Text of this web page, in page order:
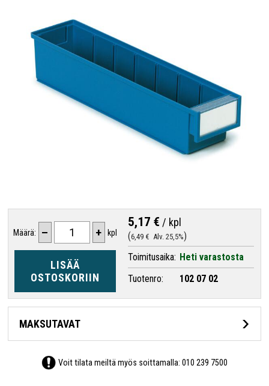
Määrä: – + kpl
LISÄÄ
OSTOSKORIIN
5,17 € / kpl
6,49 € Alv. 25,5%
Toimitusaika: Heti varastosta
Tuotenro:
102 07 02
MAKSUTAVAT
Voit tilata meiltä myös soittamalla:010 239 7500